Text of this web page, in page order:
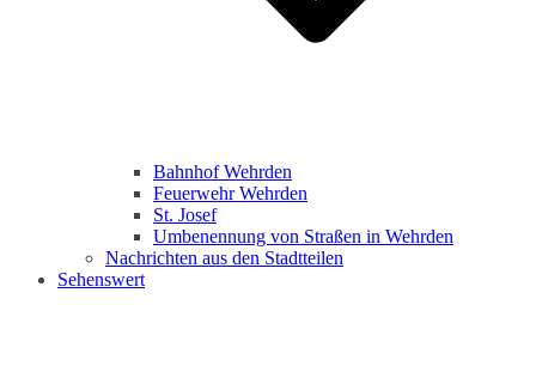
Bahnhof Wehrden
Feuerwehr Wehrden
St. Josef
Umbenennung von Straßen in Wehrden
Nachrichten aus den Stadtteilen
Sehenswert